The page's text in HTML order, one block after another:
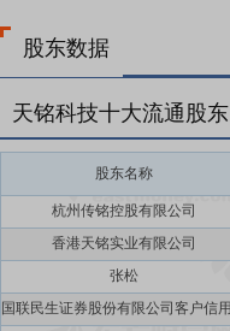
股东数据
天铭科技十大流通股东
股东名称
杭州传铭控股有限公司
香港天铭实业有限公司
张松